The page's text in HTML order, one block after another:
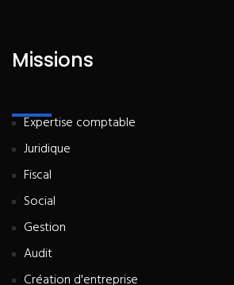
Missions
Expertise comptable
Juridique
Fiscal
Social
Gestion
Audit
Création d'entreprise